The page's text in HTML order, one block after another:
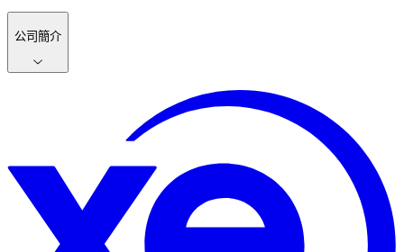
公司簡介